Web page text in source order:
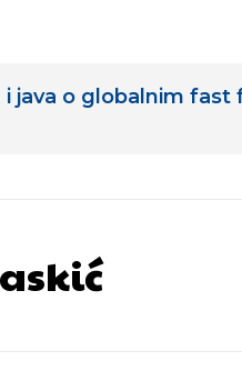
i java o globalnim fast